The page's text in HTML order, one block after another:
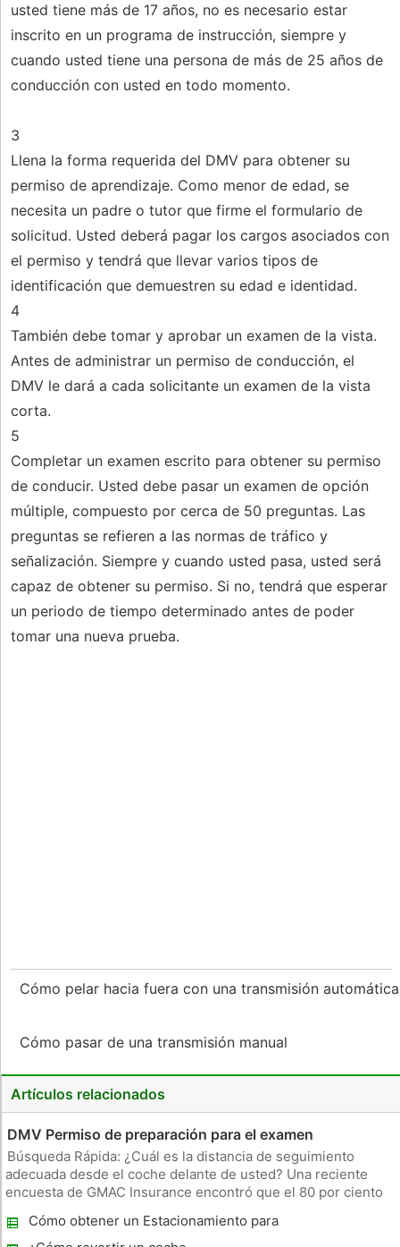
usted tiene más de 17 años, no es necesario estar
inscrito en un programa de instrucción, siempre y
cuando usted tiene una persona de más de 25 años de
conducción con usted en todo momento.
3
Llena la forma requerida del DMV para obtener su
permiso de aprendizaje. Como menor de edad, se
necesita un padre o tutor que firme el formulario de
solicitud. Usted deberá pagar los cargos asociados con
el permiso y tendrá que llevar varios tipos de
identificación que demuestren su edad e identidad.
4
También debe tomar y aprobar un examen de la vista.
Antes de administrar un permiso de conducción, el
DMV le dará a cada solicitante un examen de la vista
corta.
5
Completar un examen escrito para obtener su permiso
de conducir. Usted debe pasar un examen de opción
múltiple, compuesto por cerca de 50 preguntas. Las
preguntas se refieren a las normas de tráfico y
señalización. Siempre y cuando usted pasa, usted será
capaz de obtener su permiso. Si no, tendrá que esperar
un periodo de tiempo determinado antes de poder
tomar una nueva prueba.
Cómo pelar hacia fuera con una transmisión
Cómo pasar de una transmisión manual
Artículos relacionados
DMV Permiso de preparación para el examen
Búsqueda Rápida: ¿Cuál es la distancia de seguimiento
adecuada desde el coche delante de usted? Una reciente
encuesta de GMAC Insurance encontró que el 80 por ciento
responder a esta pregunta real de permiso de DMV prueba de
Cómo obtener un Estacionamiento para
discapacitados en Ohio Pegatinas